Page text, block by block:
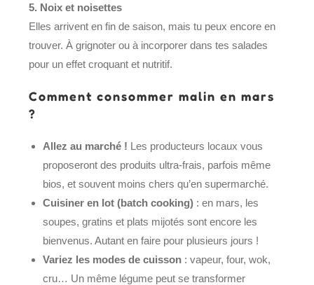
5. Noix et noisettes
Elles arrivent en fin de saison, mais tu peux encore en
trouver. À grignoter ou à incorporer dans tes salades
pour un effet croquant et nutritif.
Comment consommer malin en mars
?
Allez au marché ! Les producteurs locaux vous
proposeront des produits ultra-frais, parfois même
bios, et souvent moins chers qu’en supermarché.
Cuisiner en lot (batch cooking) : en mars, les
soupes, gratins et plats mijotés sont encore les
bienvenus. Autant en faire pour plusieurs jours !
Variez les modes de cuisson : vapeur, four, wok,
cru… Un même légume peut se transformer